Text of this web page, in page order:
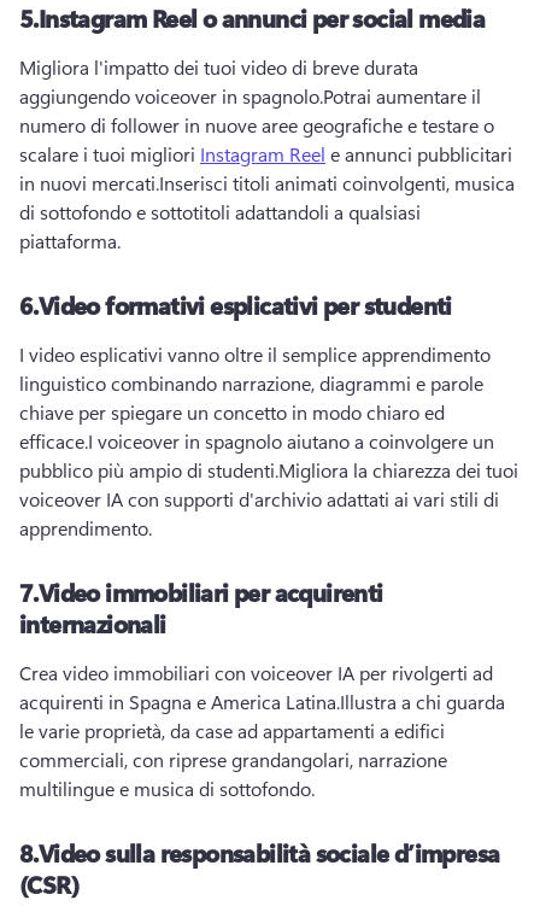
5.Instagram Reel o annunci per social media
Migliora l'impatto dei tuoi video di breve durata
aggiungendo voiceover in spagnolo.Potrai aumentare il
numero di follower in nuove aree geografiche e testare o
scalare i tuoi migliori Instagram Reel e annunci pubblicitari
in nuovi mercati.Inserisci titoli animati coinvolgenti, musica
di sottofondo e sottotitoli adattandoli a qualsiasi
piattaforma.
6.Video formativi esplicativi per studenti
I video esplicativi vanno oltre il semplice apprendimento
linguistico combinando narrazione, diagrammi e parole
chiave per spiegare un concetto in modo chiaro ed
efficace.I voiceover in spagnolo aiutano a coinvolgere un
pubblico più ampio di studenti.Migliora la chiarezza dei tuoi
voiceover IA con supporti d'archivio adattati ai vari stili di
apprendimento.
7.Video immobiliari per acquirenti
internazionali
Crea video immobiliari con voiceover IA per rivolgerti ad
acquirenti in Spagna e America Latina.Illustra a chi guarda
le varie proprietà, da case ad appartamenti a edifici
commerciali, con riprese grandangolari, narrazione
multilingue e musica di sottofondo.
8.Video sulla responsabilità sociale d’impresa
(CSR)